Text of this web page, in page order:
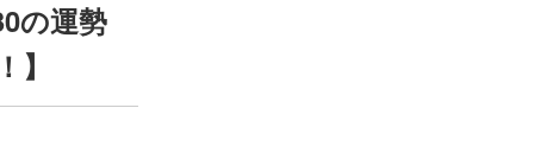
の運勢